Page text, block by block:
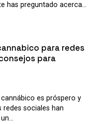
has preguntado acerca...
para redes
para
es próspero y
redes sociales han